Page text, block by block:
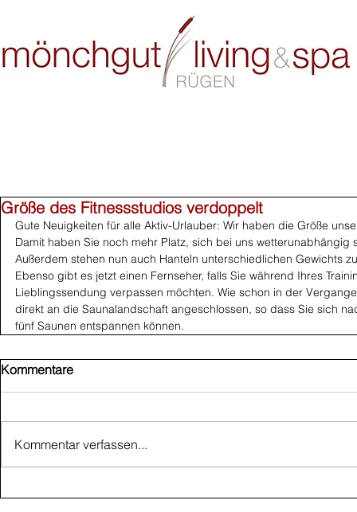
Größe des Fitnessstudios verdoppelt
Gute Neuigkeiten für alle Aktiv-Urlauber: Wir haben die Größe
Damit haben Sie noch mehr Platz, sich bei uns
Außerdem stehen nun auch Hanteln unterschiedlichen Gewichts
Ebenso gibt es jetzt einen Fernseher, falls Sie während Ihres
Lieblingssendung verpassen möchten. Wie schon in der
direkt an die Saunalandschaft angeschlossen, so dass Sie sich
fünf Saunen entspannen können.
Kommentare
Kommentar verfassen...